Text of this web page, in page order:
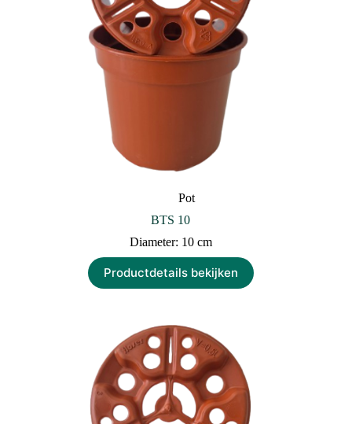
Pot
BTS 10
Diameter: 10 cm
Productdetails bekijken